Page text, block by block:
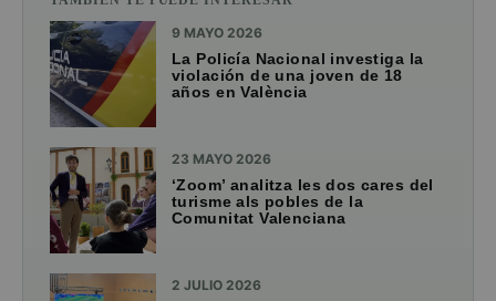
9 MAYO 2026
La Policía Nacional investiga la
violación de una joven de 18
años en València
23 MAYO 2026
‘Zoom’ analitza les dos cares del
turisme als pobles de la
Comunitat Valenciana
2 JULIO 2026